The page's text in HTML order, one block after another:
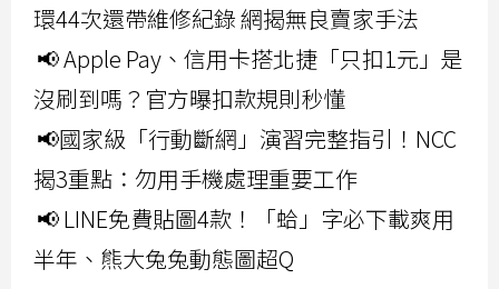
環44次還帶維修紀錄 網揭無良賣家手法
📢 Apple Pay、信用卡搭北捷「只扣1元」是
沒刷到嗎？官方曝扣款規則秒懂
📢國家級「行動斷網」演習完整指引！NCC
揭3重點：勿用手機處理重要工作
📢 LINE免費貼圖4款！「蛤」字必下載爽用
半年、熊大兔兔動態圖超Q